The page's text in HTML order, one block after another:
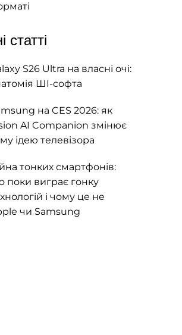
статті
S26 Ultra на власні очі:
ШІ-софта
на CES 2026: як
AI Companion змінює
ідею телевізора
тонких смартфонів:
поки виграє гонку
і чому це не
чи Samsung